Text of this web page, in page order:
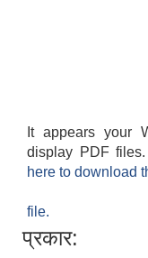
It appears your
display PDF files.
here to download
file.
प्रकार: